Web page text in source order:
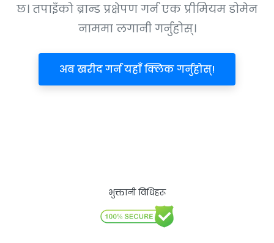
छ। तपाइँको ब्रान्ड प्रक्षेपण गर्न एक प्रीमियम डोमेन
नाममा लगानी गर्नुहोस्।
अब खरीद गर्न यहाँ क्लिक गर्नुहोस्!
भुक्तानी विधिहरू